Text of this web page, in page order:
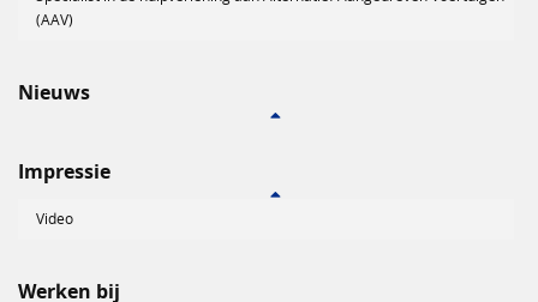
(AAV)
Nieuws
Impressie
Video
Werken bij